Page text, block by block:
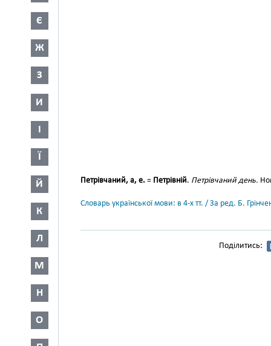
Є
Ж
З
И
І
Ї
Й
К
Л
М
Н
О
Петрівчаний, а, е. = Петрівній. Петрівчаний день.
Словарь української мови: в 4-х тт. / За ред. Б.
Поділитись: